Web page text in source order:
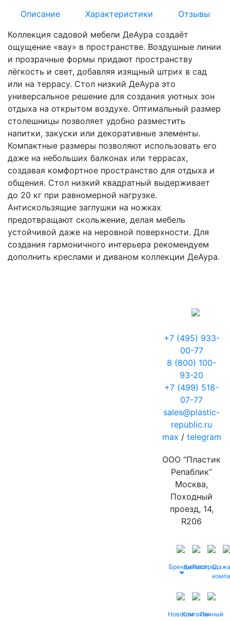
Описание
Характеристики
Отзывы
Коллекция садовой мебели ДеАура создаёт
ощущение «вау» в пространстве. Воздушные линии
и прозрачные формы придают пространству
лёгкость и свет, добавляя изящный штрих в сад
или на террасу. Стол низкий ДеАура это
универсальное решение для создания уютных зон
отдыха на открытом воздухе. Оптимальный размер
столешницы позволяет удобно разместить
напитки, закуски или декоративные элементы.
Компактные размеры позволяют использовать его
даже на небольших балконах или террасах,
создавая комфортное пространство для отдыха и
общения. Стол низкий квадратный выдерживает
до 20 кг при равномерной нагрузке.
Антискользящие заглушки на ножках
предотвращают скольжение, делая мебель
устойчивой даже на неровной поверхности. Для
создания гармоничного интерьера рекомендуем
дополнить креслами и диваном коллекции ДеАура.
+7 (495) 933-
00-77
8 (800) 100-
93-20
+7 (499) 518-
07-77
sales@plastic-
republic.ru
max / telegram
ООО “Пластик
Репаблик”
Москва,
Походный
проезд, 14,
R206
БрендыКаталог
Распродажа
О
НовостиКонтактыЛичный